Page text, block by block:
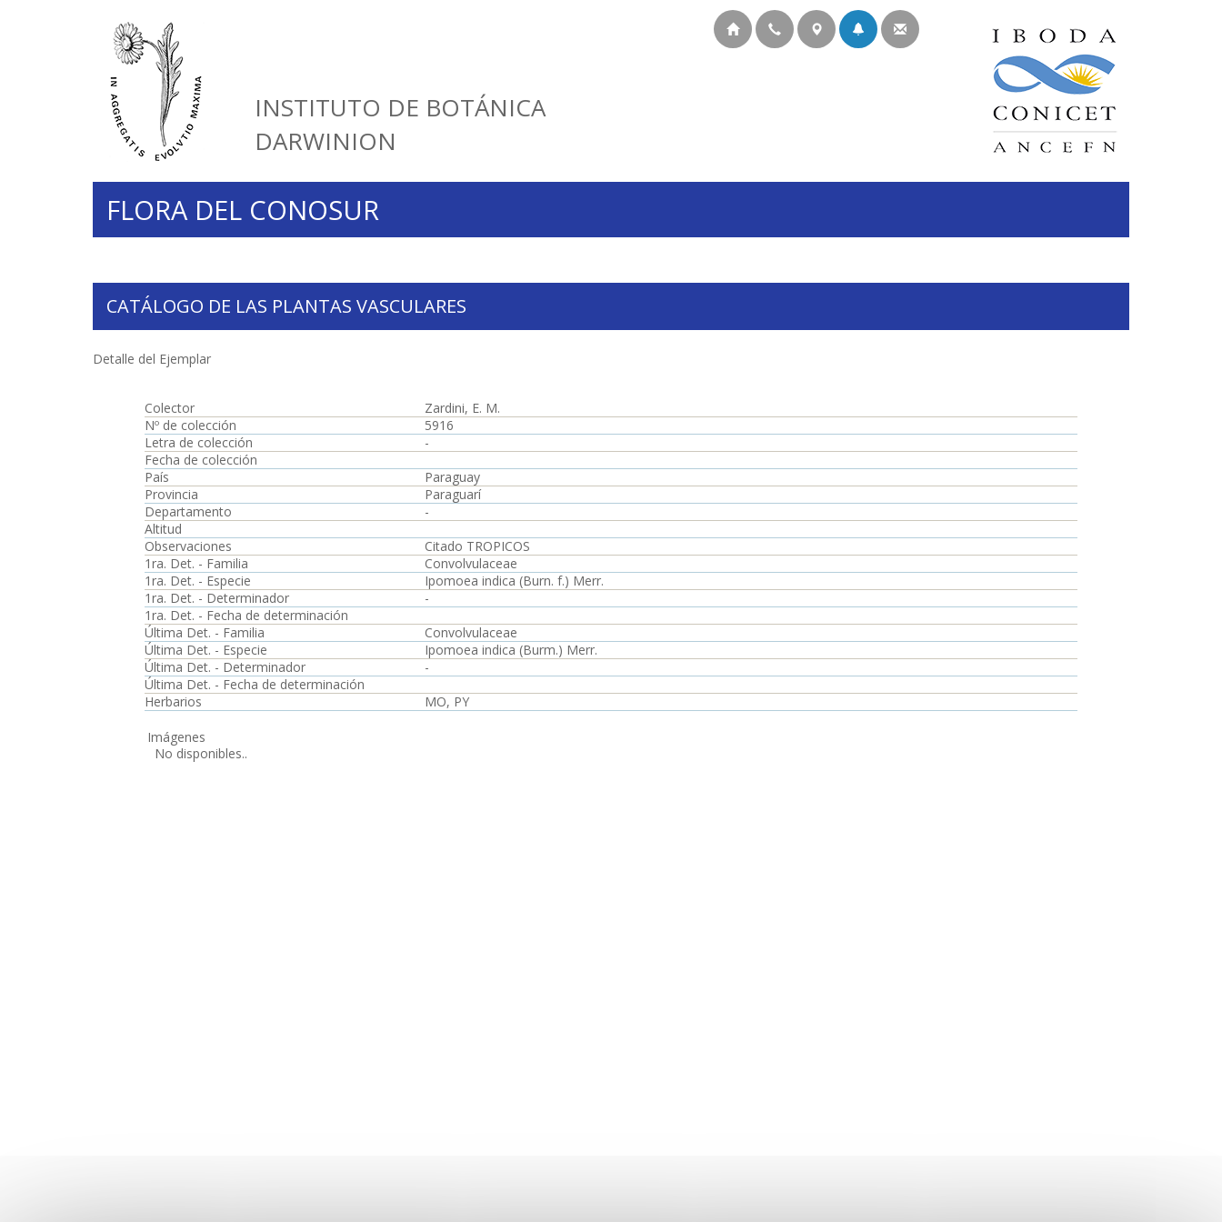
INSTITUTO DE BOTÁNICA
DARWINION
FLORA DEL CONOSUR
CATÁLOGO DE LAS PLANTAS VASCULARES
Detalle del Ejemplar
Colector
Zardini, E. M.
Nº de colección
5916
Letra de colección
-
Fecha de colección
País
Paraguay
Provincia
Paraguarí
Departamento
-
Altitud
Observaciones
Citado TROPICOS
1ra. Det. - Familia
Convolvulaceae
1ra. Det. - Especie
Ipomoea indica (Burn. f.) Merr.
1ra. Det. - Determinador
-
1ra. Det. - Fecha de determinación
Última Det. - Familia
Convolvulaceae
Última Det. - Especie
Ipomoea indica (Burm.) Merr.
Última Det. - Determinador
-
Última Det. - Fecha de determinación
Herbarios
MO, PY
Imágenes
No disponibles..